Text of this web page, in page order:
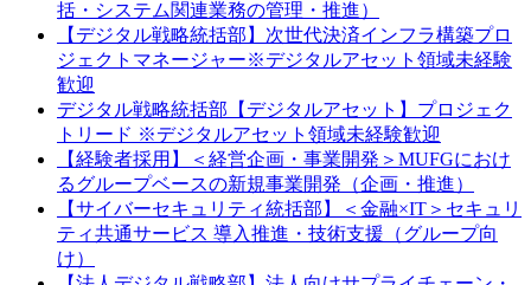
括・システム関連業務の管理・推進）
【デジタル戦略統括部】次世代決済インフラ構築プロ
ジェクトマネージャー※デジタルアセット領域未経験
歓迎
デジタル戦略統括部【デジタルアセット】プロジェク
トリード ※デジタルアセット領域未経験歓迎
【経験者採用】＜経営企画・事業開発＞MUFGにおけ
るグループベースの新規事業開発（企画・推進）
【サイバーセキュリティ統括部】＜金融×IT＞セキュリ
ティ共通サービス 導入推進・技術支援（グループ向
け）